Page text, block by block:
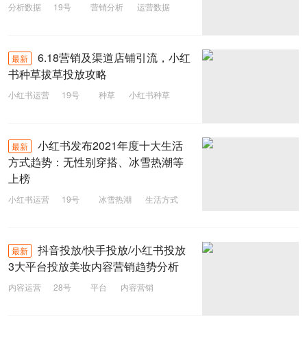
分析数据 19号 营销分析
运营数据
最新
6.18营销及渠道店铺引流，小红
书种草拔草投放攻略
小红书运营 19号 种草
小红书种草
最新
小红书发布2021年度十大生活
方式趋势：无性别穿搭、冰雪热潮等
上榜
小红书运营 19号 冰雪热潮
生活方式
最新
抖音投放/快手投放/小红书投放
3大平台投放美妆内容营销趋势分析
内容运营 28号 平台
内容营销